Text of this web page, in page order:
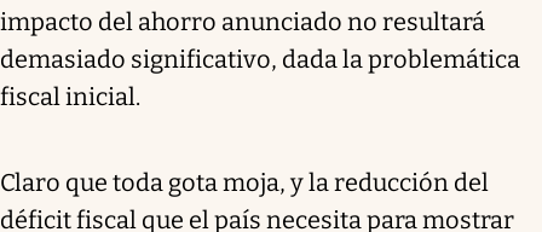
impacto del ahorro anunciado no resultará
demasiado significativo, dada la problemática
fiscal inicial.
Claro que toda gota moja, y la reducción del
déficit fiscal que el país necesita para mostrar